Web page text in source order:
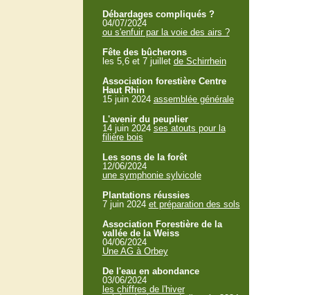
Débardages compliqués ?
04/07/2024
ou s'enfuir par la voie des airs ?
Fête des bûcherons
les 5,6 et 7 juillet de Schirrhein
Association forestière Centre
Haut Rhin
15 juin 2024 assemblée générale
L'avenir du peuplier
14 juin 2024 ses atouts pour la
filière bois
Les sons de la forêt
12/06/2024
une symphonie sylvicole
Plantations réussies
7 juin 2024 et préparation des sols
Association Forestière de la
vallée de la Weiss
04/06/2024
Une AG à Orbey
De l'eau en abondance
03/06/2024
les chiffres de l'hiver